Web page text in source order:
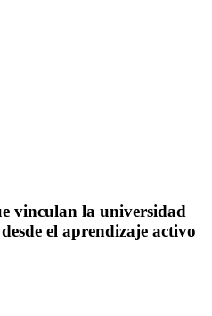
vinculan la universidad
el aprendizaje activo